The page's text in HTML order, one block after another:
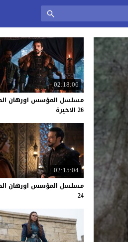
02:18:06
مسلسل المؤسس اورهان
26 الاخيرة
02:15:04
مسلسل المؤسس اورهان
24